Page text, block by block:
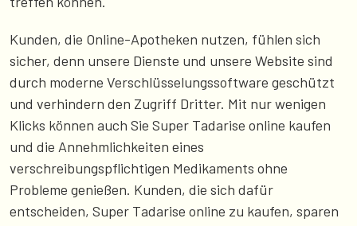
Kunden, die Online-Apotheken nutzen, fühlen sich
sicher, denn unsere Dienste und unsere Website sind
durch moderne Verschlüsselungssoftware geschützt
und verhindern den Zugriff Dritter. Mit nur wenigen
Klicks können auch Sie Super Tadarise online kaufen
und die Annehmlichkeiten eines
verschreibungspflichtigen Medikaments ohne
Probleme genießen. Kunden, die sich dafür
entscheiden, Super Tadarise online zu kaufen, sparen